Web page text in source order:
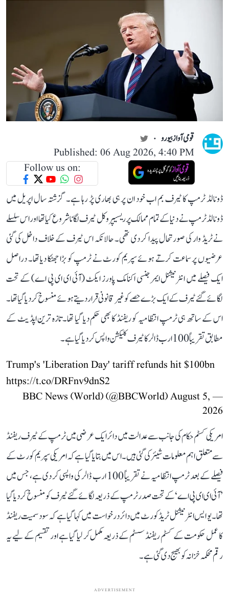
قومی آواز بیورو
Published: 06 Aug 2026, 4:40 PM
Follow us on:
ڈونالڈ ٹرمپ کا ٹیرف بم اب خود ان پر ہی بھاری پڑ رہا ہے۔ گزشتہ سال اپریل میں
ڈونالڈ ٹرمپ نے دنیا کے تمام ممالک پر ریسیپروکل ٹیرف لگانا شروع کیا تھا اور اس سلسلے
نے ٹریڈ وار کی صورتحال پیدا کر دی تھی۔ حالانکہ اس ٹیرف کے خلاف داخل کی گئی
عرضیوں پر سماعت کرتے ہوئے سپریم کورٹ نے ٹرمپ کو بڑا جھٹکا دیا تھا۔ دراصل
ایک فیصلے میں انٹرنیشنل ایمرجنسی اکنامک پاورز ایکٹ (آئی ای ای پی اے) کے تحت
لگائے گئے ٹیرف کے ایک بڑے حصے کو غیر قانونی قرار دیتے ہوئے منسوخ کر دیا گیا تھا۔
اس کے ساتھ ہی ٹرمپ انتظامیہ کو ریفنڈ کا بھی حکم دیا گیا تھا۔ تازہ ترین اپڈیٹ کے
مطابق تقریباً 100 ارب ڈالر کا ٹیرف کلیکشن واپس کر دیا گیا ہے۔
Trump's 'Liberation Day' tariff refunds hit $100bn
https://t.co/DRFnv9dnS2
— BBC News (World) (@BBCWorld)
August 5,
2026
امریکی کسٹم حکام کی جانب سے عدالت میں دائر ایک عرضی میں ٹرمپ کے ٹیرف ریفنڈ
سے متعلق اہم معلومات شیئر کی گئی ہیں۔ اس میں بتایا گیا ہے کہ امریکی سپریم کورٹ کے
فیصلے کے بعد ٹرمپ انتظامیہ نے تقریباً 100 ارب ڈالر کی واپسی کر دی ہے، جس میں
’آئی ای ای پی اے‘ کے تحت صدر ٹرمپ کے ذریعہ لگائے گئے ٹیرف کو منسوخ کر دیا گیا
تھا۔ یو ایس انٹرنیشنل ٹریڈ کورٹ میں دائر درخواست میں کہا گیا ہے کہ سود سمیت ریفنڈ
کا عمل حکومت کے کسٹم ریفنڈ سسٹم کے ذریعہ مکمل کر لیا گیا ہے اور تقسیم کے لیے یہ
رقم محکمہ خزانہ کو بھیج دی گئی ہے۔
ADVERTISEMENT